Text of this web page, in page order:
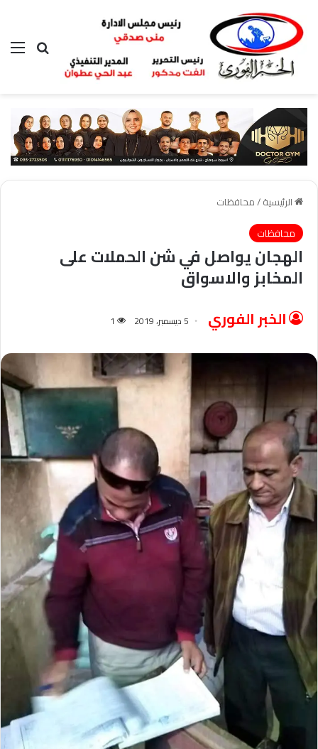
بحث عن
الرئيسية/محافظات
محافظات
الهجان يواصل في شن الحملات على
المخابز والاسواق
الخبر الفوري 5 ديسمبر، 2019 1